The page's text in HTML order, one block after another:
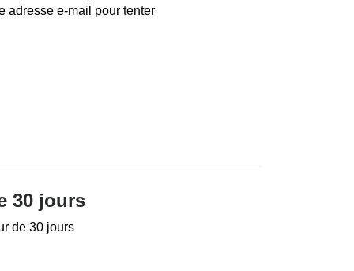
adresse e-mail pour tenter
30 jours
de 30 jours